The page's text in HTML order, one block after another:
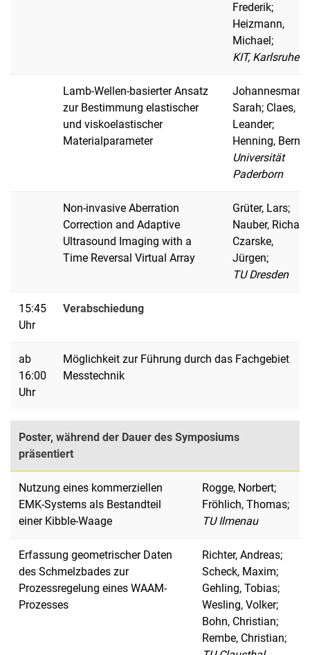
Frederik;
Heizmann,
Michael;
KIT, Karlsruhe
Lamb-Wellen-basierter Ansatz
zur Bestimmung elastischer
und viskoelastischer
Materialparameter
Sarah; Claes,
Leander;
Henning, Bernd;
Universität
Paderborn
Non-invasive Aberration
Correction and Adaptive
Ultrasound Imaging with a
Time Reversal Virtual Array
Grüter, Lars;
Nauber,
Czarske,
Jürgen;
TU Dresden
15:45
Uhr
Verabschiedung
ab
16:00
Uhr
Möglichkeit zur Führung durch das Fachgebiet
Messtechnik
Poster, während der Dauer des Symposiums
präsentiert
Nutzung eines kommerziellen
EMK-Systems als Bestandteil
einer Kibble-Waage
Rogge, Norbert;
Fröhlich, Thomas;
TU Ilmenau
Erfassung geometrischer Daten
des Schmelzbades zur
Prozessregelung eines WAAM-
Prozesses
Richter, Andreas;
Scheck, Maxim;
Gehling, Tobias;
Wesling, Volker;
Bohn, Christian;
Rembe, Christian;